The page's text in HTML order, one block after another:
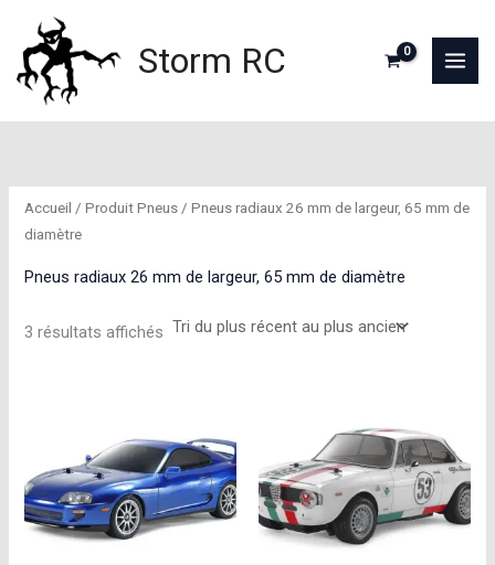
contenu
Storm RC
Accueil / Produit Pneus / Pneus radiaux 26 mm de largeur, 65 mm de
diamètre
Pneus radiaux 26 mm de largeur, 65 mm de diamètre
3 résultats affichés Trié